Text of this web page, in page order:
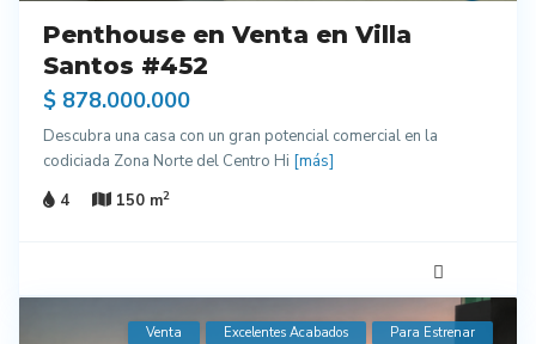
Penthouse en Venta en Villa
Santos #452
$ 878.000.000
Descubra una casa con un gran potencial comercial en la
codiciada Zona Norte del Centro Hi [más]
4
150 m2
Venta Excelentes Acabados Para Estrenar